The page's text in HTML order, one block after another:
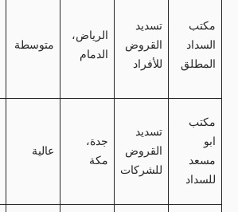
مكتب
السداد
المطلق
تسديد
القروض
للأفراد
الرياض،
الدمام
متوسطة
مكتب
ابو
مسعد
للسداد
تسديد
القروض
للشركات
جدة،
مكة
عالية